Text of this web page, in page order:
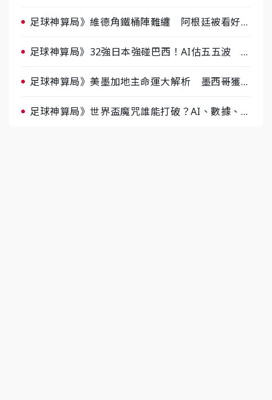
足球神算局》維德角鐵桶陣難纏 阿根廷被看好下
足球神算局》32強日本強碰巴西！AI估五五波 牛
足球神算局》美墨加地主命運大解析 墨西哥獲數
足球神算局》世界盃魔咒誰能打破？AI、數據、塔